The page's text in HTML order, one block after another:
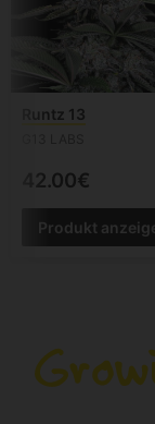
Runtz 13
42.00€
Produkt